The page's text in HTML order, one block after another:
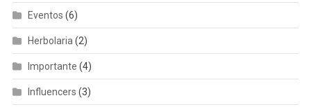
Eventos (6)
Herbolaria (2)
Importante (4)
Influencers (3)